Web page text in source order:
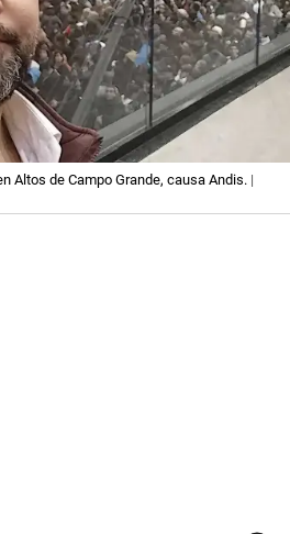
Altos de Campo Grande, causa Andis. |